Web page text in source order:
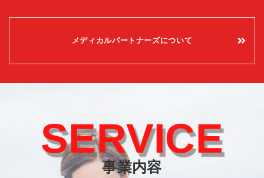
メディカルパートナーズについて
事業内容
SERVICE